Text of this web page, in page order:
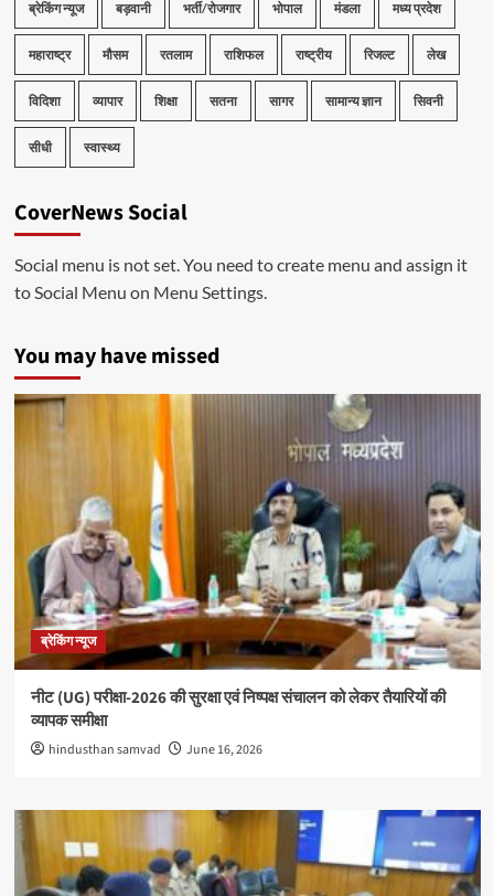
ब्रेकिंग न्यूज बड़वानी भर्ती/रोजगार भोपाल मंडला मध्य प्रदेश
महाराष्ट्र मौसम रतलाम राशिफल राष्ट्रीय रिजल्ट लेख
विदिशा व्यापार शिक्षा सतना सागर सामान्य ज्ञान सिवनी
सीधी स्वास्थ्य
CoverNews Social
Social menu is not set. You need to create menu and assign it
to Social Menu on Menu Settings.
You may have missed
ब्रेकिंग न्यूज
नीट (UG) परीक्षा-2026 की सुरक्षा एवं निष्पक्ष संचालन को लेकर तैयारियों की
व्यापक समीक्षा
hindusthan samvad June 16, 2026